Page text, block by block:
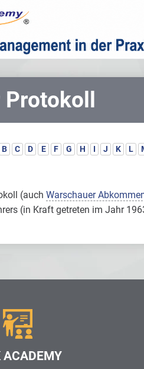
B C D E F G H I J K L
(auch Warschauer
(in Kraft getreten im Jahr
ACADEMY